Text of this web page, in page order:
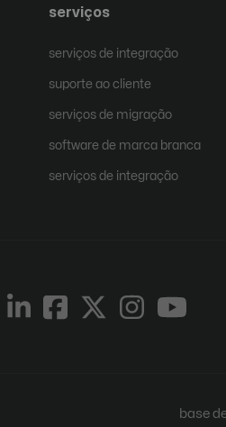
serviços
serviços de integração
suporte ao cliente
serviços de migração
software de marca branca
serviços de integração
base